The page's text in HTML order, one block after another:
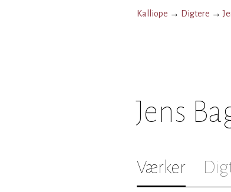
Kalliope → Digtere →
Jens
Værker